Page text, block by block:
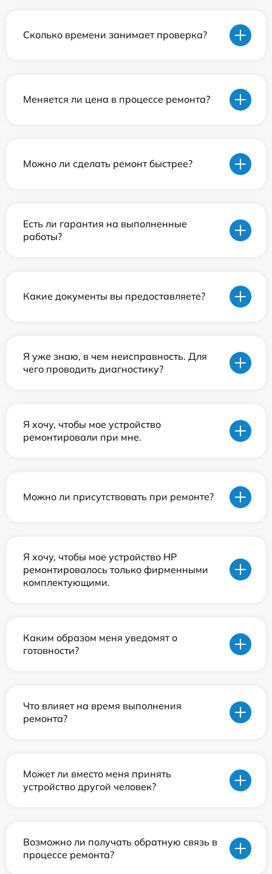
Сколько времени занимает проверка?
Меняется ли цена в процессе ремонта?
Можно ли сделать ремонт быстрее?
Есть ли гарантия на выполненные
работы?
Какие документы вы предоставляете?
Я уже знаю, в чем неисправность. Для
чего проводить диагностику?
Я хочу, чтобы мое устройство
ремонтировали при мне.
Можно ли присутствовать при ремонте?
Я хочу, чтобы мое устройство HP
ремонтировалось только фирменными
комплектующими.
Каким образом меня уведомят о
готовности?
Что влияет на время выполнения
ремонта?
Может ли вместо меня принять
устройство другой человек?
Возможно ли получать обратную связь в
процессе ремонта?